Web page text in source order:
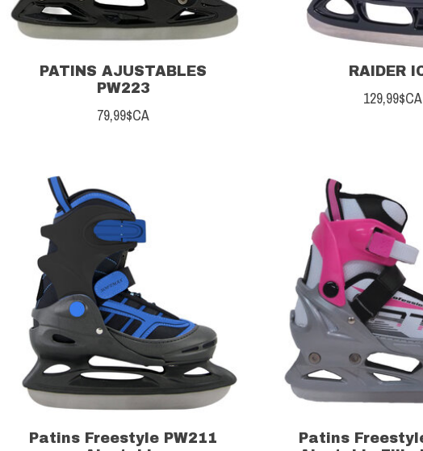
PATINS AJUSTABLES
PW223
79,99$CA
RAIDER
129,99$CA
Patins Freestyle PW211
Patins